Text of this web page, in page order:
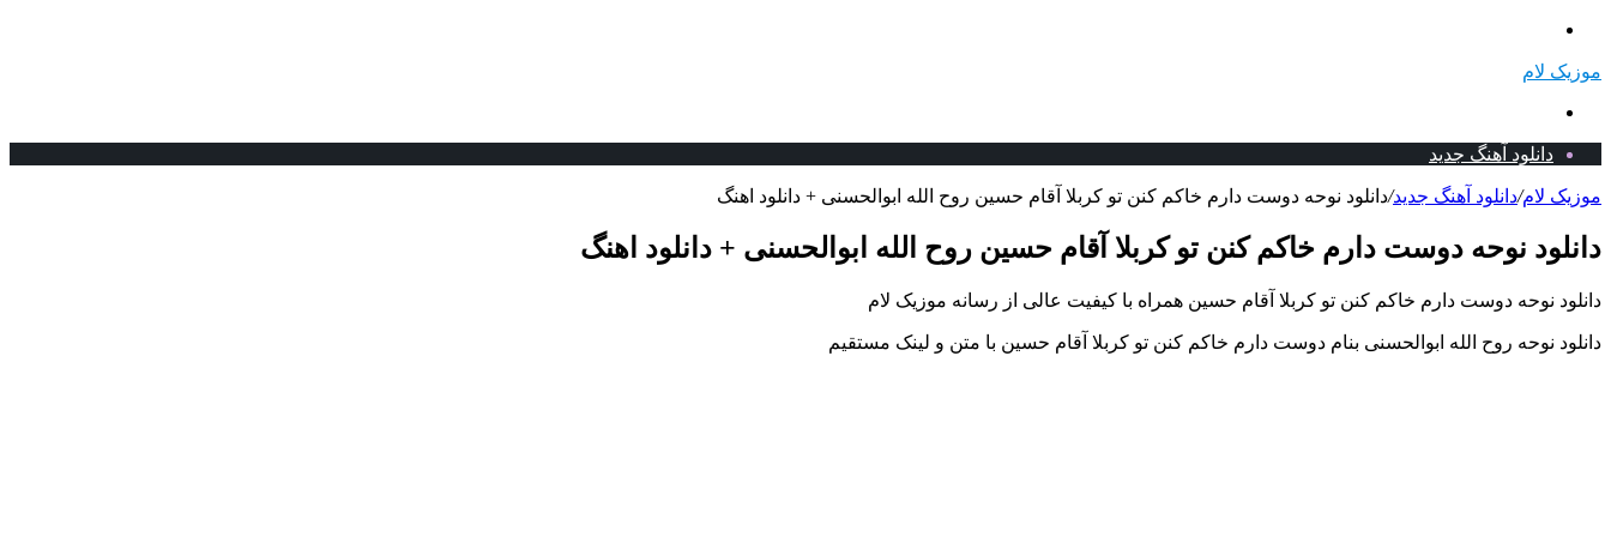
موزیک لام
دانلود آهنگ جدید
موزیک لام/دانلود آهنگ جدید/دانلود نوحه دوست دارم خاکم کنن تو کربلا آقام حسین روح الله ابوالحسنی + دانلود اهنگ
دانلود نوحه دوست دارم خاکم کنن تو کربلا آقام حسین روح الله ابوالحسنی + دانلود اهنگ
دانلود نوحه دوست دارم خاکم کنن تو کربلا آقام حسین همراه با کیفیت عالی از رسانه موزیک لام
دانلود نوحه روح الله ابوالحسنی بنام دوست دارم خاکم کنن تو کربلا آقام حسین با متن و لینک مستقیم